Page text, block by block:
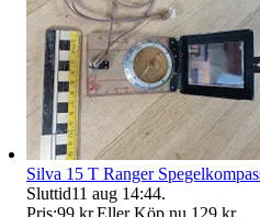
Silva 15 T Ranger
Sluttid11 aug 14:44.
Pris:99 kr,Eller Köp nu 129 kr,.